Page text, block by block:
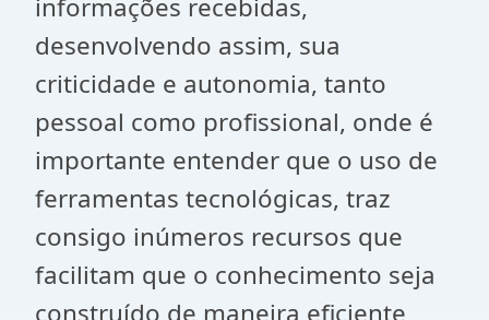
informações recebidas,
desenvolvendo assim, sua
criticidade e autonomia, tanto
pessoal como profissional, onde é
importante entender que o uso de
ferramentas tecnológicas, traz
consigo inúmeros recursos que
facilitam que o conhecimento seja
construído de maneira eficiente,